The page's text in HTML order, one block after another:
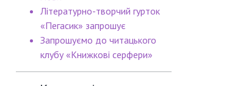
Літературно-творчий гурток
«Пегасик» запрошує
Запрошуємо до читацького
клубу «Книжкові серфери»